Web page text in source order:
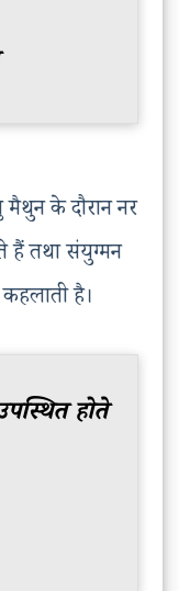
के दौरान नर
हैं तथा संयुग्मन
कहलाती है।
होते